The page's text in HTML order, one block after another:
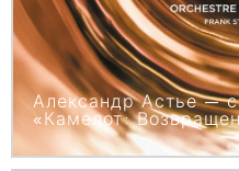
Александр Астье —
«Камелот: